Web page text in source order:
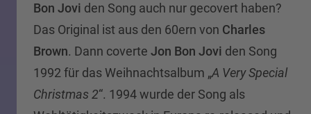
Bon Jovi den Song auch nur gecovert haben?
Das Original ist aus den 60ern von Charles
Brown. Dann coverte Jon Bon Jovi den Song
1992 für das Weihnachtsalbum „A Very Special
Christmas 2“. 1994 wurde der Song als